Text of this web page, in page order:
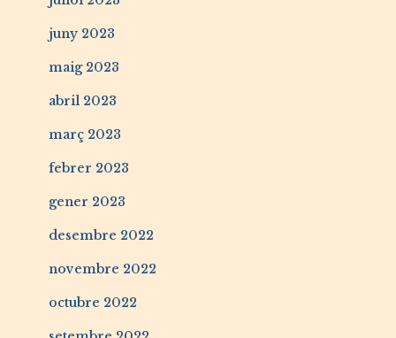
juny 2023
maig 2023
abril 2023
març 2023
febrer 2023
gener 2023
desembre 2022
novembre 2022
octubre 2022